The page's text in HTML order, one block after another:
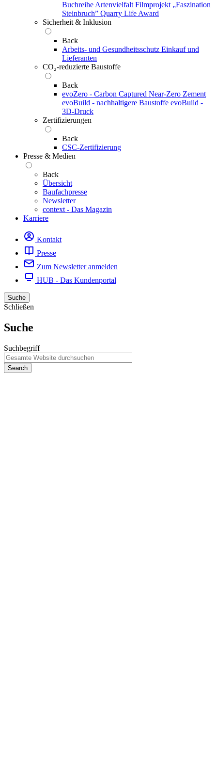
Buchreihe Artenvielfalt Filmprojekt „Faszination
Steinbruch” Quarry Life Award
Sicherheit & Inklusion
Back
Arbeits- und Gesundheitsschutz Einkauf und
Lieferanten
CO₂-reduzierte Baustoffe
Back
evoZero - Carbon Captured Near-Zero Zement
evoBuild - nachhaltigere Baustoffe evoBuild -
3D-Druck
Zertifizierungen
Back
CSC-Zertifizierung
Presse & Medien
Back
Übersicht
Baufachpresse
Newsletter
context - Das Magazin
Karriere
Kontakt
Presse
Zum Newsletter anmelden
HUB - Das Kundenportal
Suche
Schließen
Suche
Suchbegriff